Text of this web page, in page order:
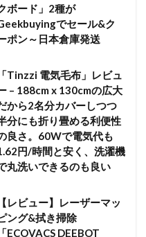
ボード」2種が
でセール&ク
ポン～日本倉庫発送
「Tinzzi 電気毛布」レビュ
– 188cm x 130cmの広大
から2名分カバーしつつ
分にも折り畳める利便性
良さ。60Wで電気代も
円/時間と安く、洗濯機
丸洗いできるのも良い
【レビュー】レーザーマッ
ング&拭き掃除
「ECOVACS DEEBOT